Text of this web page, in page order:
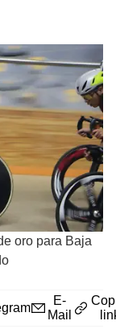
oro para Baja
E-
Mail